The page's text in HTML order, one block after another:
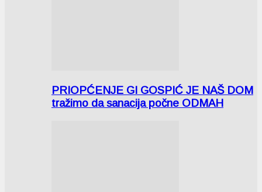
PRIOPĆENJE GI GOSPIĆ JE NAŠ DOM
tražimo da sanacija počne ODMAH